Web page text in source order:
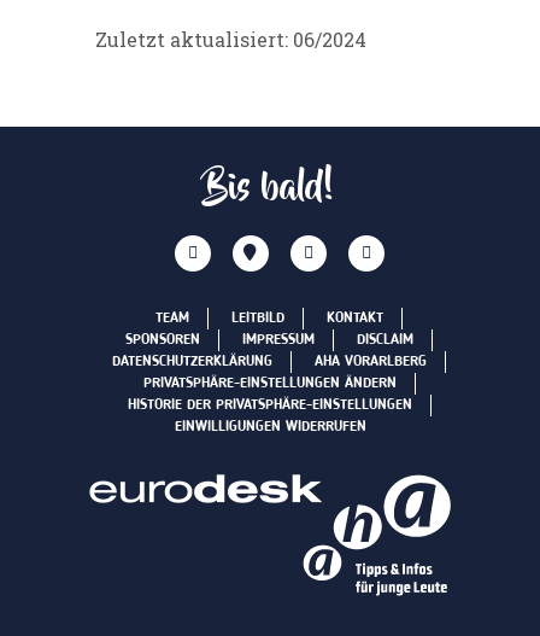
Zuletzt aktualisiert: 06/2024
Bis bald!
TEAM LEITBILD
KONTAKT
SPONSOREN
IMPRESSUM
DISCLAIM
DATENSCHUTZERKLÄRUNG
AHA VORARLBERG
PRIVATSPHÄRE-EINSTELLUNGEN ÄNDERN
HISTORIE DER PRIVATSPHÄRE-EINSTELLUNGEN
EINWILLIGUNGEN WIDERRUFEN